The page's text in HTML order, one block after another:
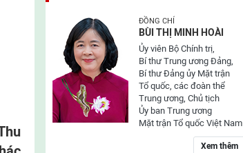
ĐỒNG CHÍ
BÙI THỊ MINH HOÀI
Ủy viên Bộ Chính trị,
Bí thư Trung ương Đảng,
Bí thư Đảng ủy Mặt trận
Tổ quốc, các đoàn thể
Trung ương, Chủ tịch
Ủy ban Trung ương
Mặt trận Tổ quốc Việt Nam
Xem thêm